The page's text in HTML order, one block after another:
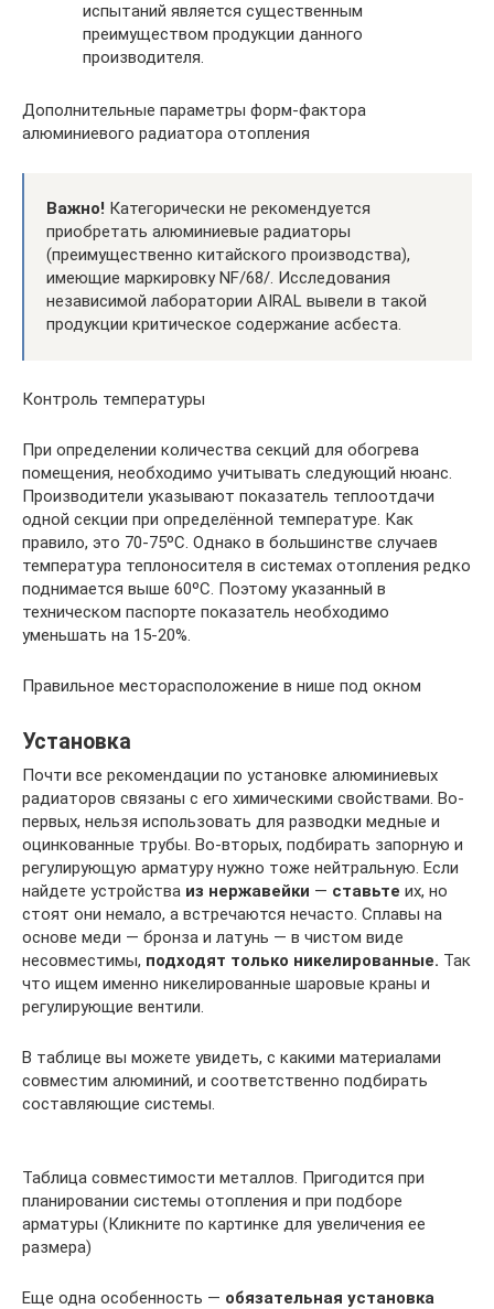
испытаний является существенным
преимуществом продукции данного
производителя.
Дополнительные параметры форм-фактора
алюминиевого радиатора отопления
Важно! Категорически не рекомендуется
приобретать алюминиевые радиаторы
(преимущественно китайского производства),
имеющие маркировку NF/68/. Исследования
независимой лаборатории AIRAL вывели в такой
продукции критическое содержание асбеста.
Контроль температуры
При определении количества секций для обогрева
помещения, необходимо учитывать следующий нюанс.
Производители указывают показатель теплоотдачи
одной секции при определённой температуре. Как
правило, это 70-75ºС. Однако в большинстве случаев
температура теплоносителя в системах отопления редко
поднимается выше 60ºС. Поэтому указанный в
техническом паспорте показатель необходимо
уменьшать на 15-20%.
Правильное месторасположение в нише под окном
Установка
Почти все рекомендации по установке алюминиевых
радиаторов связаны с его химическими свойствами. Во-
первых, нельзя использовать для разводки медные и
оцинкованные трубы. Во-вторых, подбирать запорную и
регулирующую арматуру нужно тоже нейтральную. Если
найдете устройства из нержавейки — ставьте их, но
стоят они немало, а встречаются нечасто. Сплавы на
основе меди — бронза и латунь — в чистом виде
несовместимы, подходят только никелированные. Так
что ищем именно никелированные шаровые краны и
регулирующие вентили.
В таблице вы можете увидеть, с какими материалами
совместим алюминий, и соответственно подбирать
составляющие системы.
Таблица совместимости металлов. Пригодится при
планировании системы отопления и при подборе
арматуры (Кликните по картинке для увеличения ее
размера)
Еще одна особенность — обязательная установка